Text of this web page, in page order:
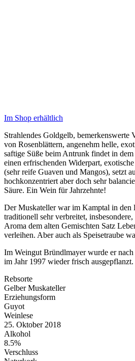
Im Shop erhältlich
Strahlendes Goldgelb, bemerkenswerte
von Rosenblättern, angenehm helle,
saftige Süße beim Antrunk findet in dem
einen erfrischenden Widerpart,
(sehr reife Guaven und Mangos), setzt
hochkonzentriert aber doch sehr
Säure. Ein Wein für Jahrzehnte!
Der Muskateller war im Kamptal in den
traditionell sehr verbreitet,
Aroma dem alten Gemischten Satz
verleihen. Aber auch als Speisetraube
Im Weingut Bründlmayer wurde er nach
im Jahr 1997 wieder frisch ausgepflanzt.
Rebsorte
Gelber Muskateller
Erziehungsform
Guyot
Weinlese
25. Oktober 2018
Alkohol
8.5%
Verschluss